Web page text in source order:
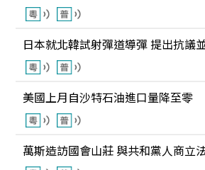
日本就北韓試射彈道導彈 提出抗議
美國上月自沙特石油進口量降至零
萬斯造訪國會山莊 與共和黨人商立